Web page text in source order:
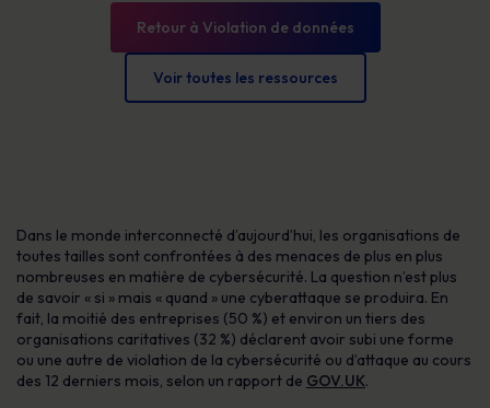
Retour à Violation de données
Voir toutes les ressources
Dans le monde interconnecté d’aujourd’hui, les organisations de
toutes tailles sont confrontées à des menaces de plus en plus
nombreuses en matière de cybersécurité. La question n’est plus
de savoir « si » mais « quand » une cyberattaque se produira. En
fait, la moitié des entreprises (50 %) et environ un tiers des
organisations caritatives (32 %) déclarent avoir subi une forme
ou une autre de violation de la cybersécurité ou d’attaque au cours
des 12 derniers mois, selon un rapport de GOV.UK.